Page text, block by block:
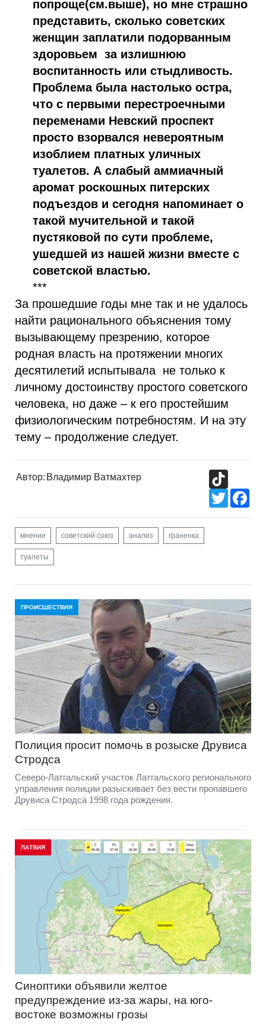
попроще(см.выше), но мне страшно
представить, сколько советских
женщин заплатили подорванным
здоровьем за излишнюю
воспитанность или стыдливость.
Проблема была настолько остра,
что с первыми перестроечными
переменами Невский проспект
просто взорвался невероятным
изоблием платных уличных
туалетов. А слабый аммиачный
аромат роскошных питерских
подъездов и сегодня напоминает о
такой мучительной и такой
пустяковой по сути проблеме,
ушедшей из нашей жизни вместе с
советской властью.
***
За прошедшие годы мне так и не удалось
найти рационального объяснения тому
вызывающему презрению, которое
родная власть на протяжении многих
десятилетий испытывала не только к
личному достоинству простого советского
человека, но даже – к его простейшим
физиологическим потребностям. И на эту
тему – продолжение следует.
Автор: Владимир Ватмахтер
Twitter
мнение советский союз анализ граненка
туалеты
ПРОИСШЕСТВИЯ
Полиция просит помочь в розыске Друвиса
Стродса
Северо-Латгальский участок Латгальского регионального
управления полиции разыскивает без вести пропавшего
Друвиса Стродса 1998 года рождения.
ЛАТВИЯ
Синоптики объявили желтое
предупреждение из-за жары, на юго-
востоке возможны грозы